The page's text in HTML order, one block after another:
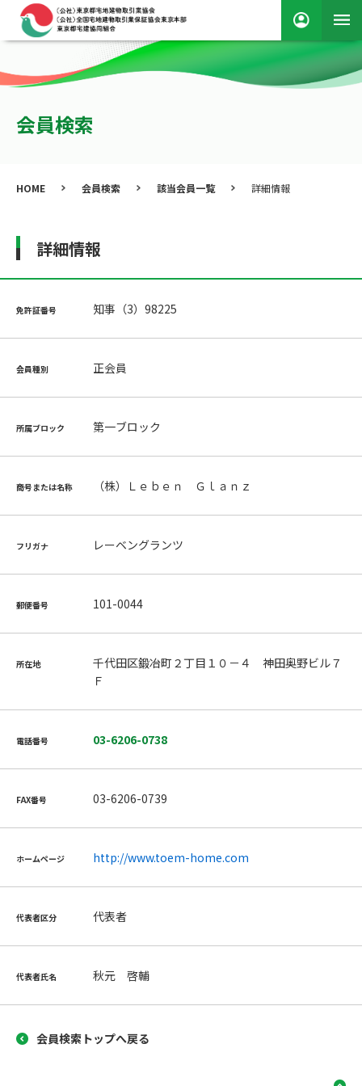
会員検索
HOME 会員検索 該当会員一覧 詳細情報
詳細情報
免許証番号 知事（3）98225
会員種別 正会員
所属ブロック 第一ブロック
商号または名称 （株）Ｌｅｂｅｎ Ｇｌａｎｚ
フリガナ レーベングランツ
郵便番号 101-0044
所在地
千代田区鍛冶町２丁目１０－４ 神田奥野ビル７
Ｆ
電話番号 03-6206-0738
FAX番号 03-6206-0739
ホームページ http://www.toem-home.com
代表者区分 代表者
代表者氏名 秋元 啓輔
会員検索トップへ戻る